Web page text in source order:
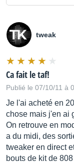
tweak
Ca fait le taf!
Publié le 07/10/11 à
Je l'ai acheté en
chose mais j'en ai
On retrouve en
a du midi, des
tweaker en direct
bouts de kit de